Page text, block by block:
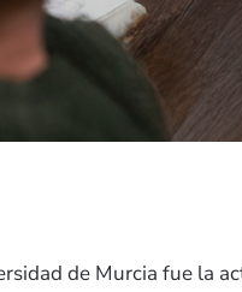
de Murcia fue la